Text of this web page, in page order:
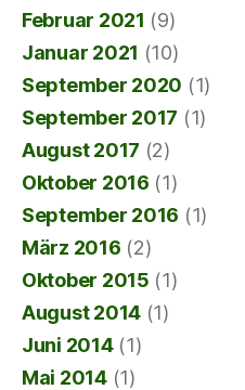
Februar 2021 (9)
Januar 2021 (10)
September 2020 (1)
September 2017 (1)
August 2017 (2)
Oktober 2016 (1)
September 2016 (1)
März 2016 (2)
Oktober 2015 (1)
August 2014 (1)
Juni 2014(1)
Mai 2014(1)